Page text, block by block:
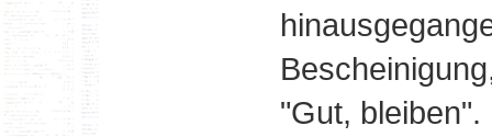
"Gut,